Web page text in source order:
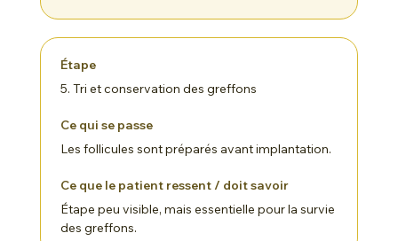
5. Tri et conservation des greffons
Les follicules sont préparés avant implantation.
Étape peu visible, mais essentielle pour la survie
des greffons.